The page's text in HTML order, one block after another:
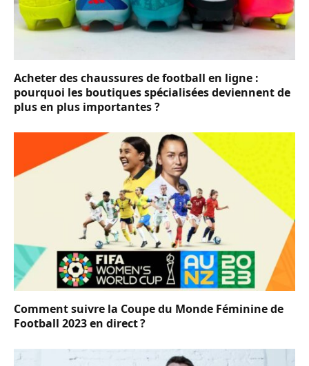
Acheter des chaussures de football en ligne :
pourquoi les boutiques spécialisées deviennent de
plus en plus importantes ?
Comment suivre la Coupe du Monde Féminine de
Football 2023 en direct ?